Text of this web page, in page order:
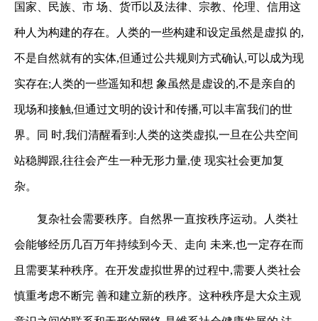
国家、民族、市 场、货币以及法律、宗教、伦理、信用这
种人为构建的存在。人类的一些构建和设定虽然是虚拟 的,
不是自然就有的实体,但通过公共规则方式确认,可以成为现
实存在;人类的一些遥知和想 象虽然是虚设的,不是亲自的
现场和接触,但通过文明的设计和传播,可以丰富我们的世
界。同 时,我们清醒看到:人类的这类虚拟,一旦在公共空间
站稳脚跟,往往会产生一种无形力量,使 现实社会更加复
杂。
复杂社会需要秩序。自然界一直按秩序运动。人类社
会能够经历几百万年持续到今天、走向 未来,也一定存在而
且需要某种秩序。在开发虚拟世界的过程中,需要人类社会
慎重考虑不断完 善和建立新的秩序。这种秩序是大众主观